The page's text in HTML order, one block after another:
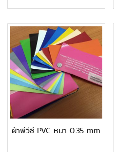
ผ้าพีวีซี PVC หนา 0.35 mm